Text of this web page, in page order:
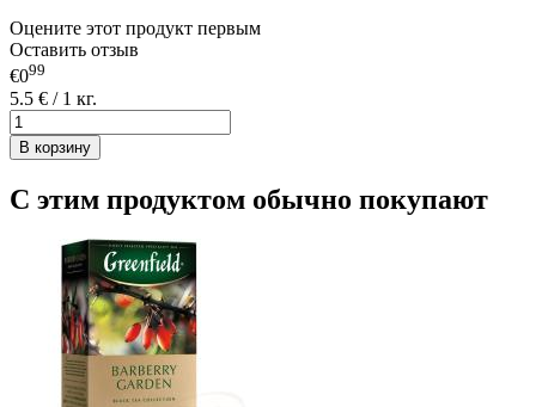
Оцените этот продукт первым
Оставить отзыв
€099
5.5 € / 1 кг.
В корзину
С этим продуктом обычно покупают